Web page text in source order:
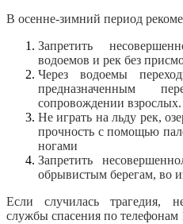
В осенне-зимний период
Запретить
водоемов и рек без
Через водоемы
предназначенным
сопровождении взрослых.
Не играть на льду рек,
прочность с помощью
ногами
Запретить
обрывистым берегам, во
Если случилась трагедия,
службы спасения по телефонам